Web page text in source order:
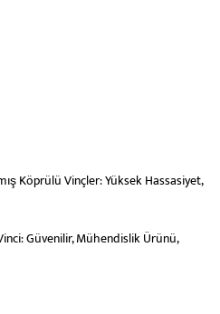
Köprülü Vinçler: Yüksek Hassasiyet,
Güvenilir, Mühendislik Ürünü,